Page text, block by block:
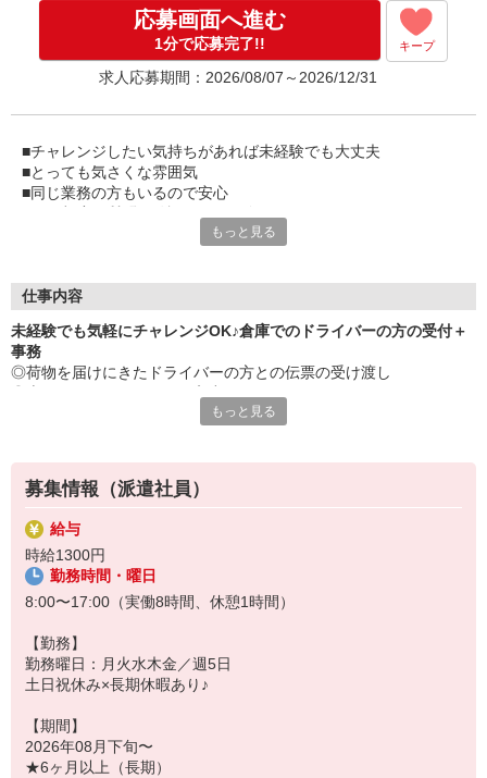
応募画面へ進む
1分で応募完了!! キープ
求人応募期間：2026/08/07～2026/12/31
■チャレンジしたい気持ちがあれば未経験でも大丈夫
■とっても気さくな雰囲気
■同じ業務の方もいるので安心
もっと見る
仕事内容
未経験でも気軽にチャレンジOK♪倉庫でのドライバーの方の受付＋
事務
◎荷物を届けにきたドライバーの方との伝票の受け渡し
もっと見る
募集情報（派遣社員）
給与
時給1300円
勤務時間・曜日
8:00〜17:00（実働8時間、休憩1時間）
【勤務】
勤務曜日：月火水木金／週5日
土日祝休み×長期休暇あり♪
【期間】
2026年08月下旬〜
★6ヶ月以上（長期）